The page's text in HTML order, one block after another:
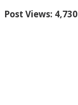
Post Views: 4,730